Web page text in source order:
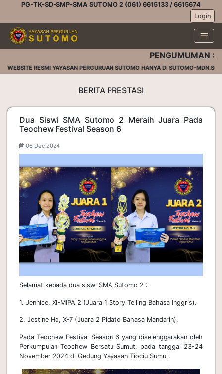
PG-TK-SD-SMP-SMA SUTOMO 2 (061) 6615133 / 6615674
Login
PENGUMUMAN :
RESMI YAYASAN PERGURUAN SUTOMO HANYA DI SUTOMO-MDN.SCH.ID
BERITA PRESTASI
Dua Siswi SMA Sutomo 2 Meraih Juara Pada
Teochew Festival Season 6
06 Dec 2024
Selamat kepada dua siswi SMA Sutomo 2 :
1. Jennice, XI-MIPA 2 (Juara 1 Story Telling Bahasa Inggris).
2. Jestine Ho, X-7 (Juara 2 Pidato Bahasa Mandarin).
Pada Teochew Festival Season 6 yang diselenggarakan oleh
Perkumpulan Teochew Bersatu Sumut, pada tanggal 23-24
November 2024 di Gedung Yayasan Tiociu Sumut.